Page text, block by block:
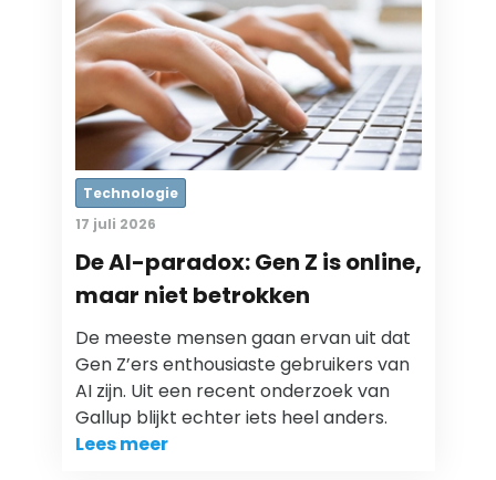
Technologie
17 juli 2026
De AI-paradox: Gen Z is online,
maar niet betrokken
De meeste mensen gaan ervan uit dat
Gen Z’ers enthousiaste gebruikers van
AI zijn. Uit een recent onderzoek van
Gallup blijkt echter iets heel anders.
Lees meer